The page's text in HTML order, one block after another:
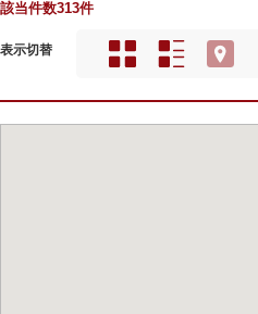
該当件数313件
表示切替